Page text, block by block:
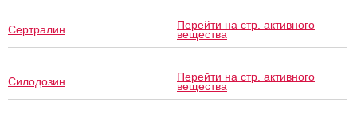
Сертралин Перейти на стр. активного
вещества
Силодозин Перейти на стр. активного
вещества